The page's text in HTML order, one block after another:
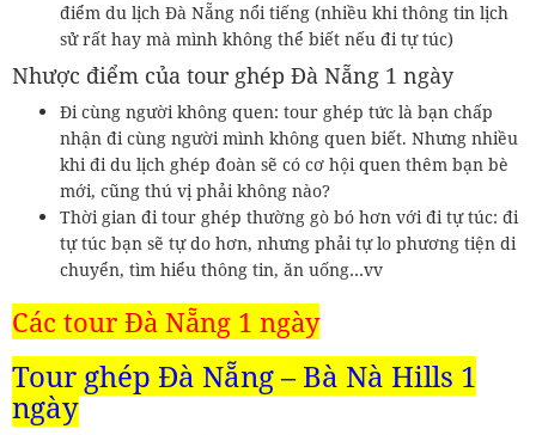
điểm du lịch Đà Nẵng nổi tiếng (nhiều khi thông tin lịch
sử rất hay mà mình không thể biết nếu đi tự túc)
Nhược điểm của tour ghép Đà Nẵng 1 ngày
Đi cùng người không quen: tour ghép tức là bạn chấp
nhận đi cùng người mình không quen biết. Nhưng nhiều
khi đi du lịch ghép đoàn sẽ có cơ hội quen thêm bạn bè
mới, cũng thú vị phải không nào?
Thời gian đi tour ghép thường gò bó hơn với đi tự túc: đi
tự túc bạn sẽ tự do hơn, nhưng phải tự lo phương tiện di
chuyển, tìm hiểu thông tin, ăn uống…vv
Các tour Đà Nẵng 1 ngày
Tour ghép Đà Nẵng – Bà Nà Hills 1
ngày